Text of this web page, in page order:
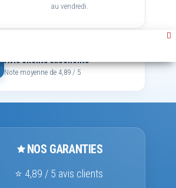
au vendredi.
Avis clients excellents
Note moyenne de 4,89 / 5
NOS GARANTIES
⭐ 4,89 / 5 avis clients